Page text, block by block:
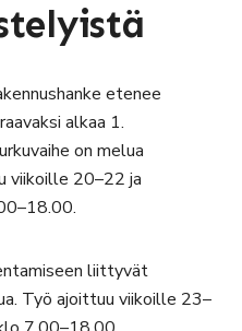
etenee
alkaa 1.
on melua
viikoille 20–22 ja
liittyvät
Työ ajoittuu viikoille 23–